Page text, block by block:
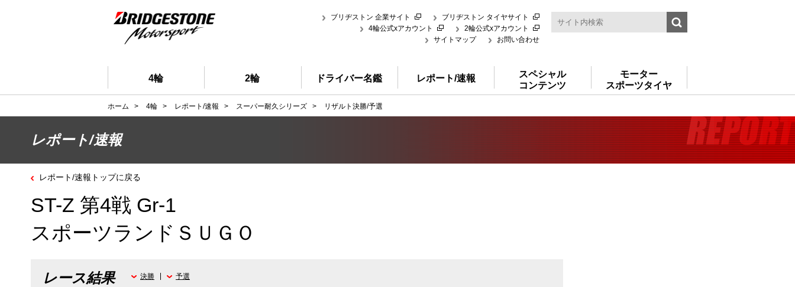
ブリヂストン 企業サイト
ブリヂストン タイヤサイト
4輪公式xアカウント
2輪公式xアカウント
サイトマップ
お問い合わせ
4輪 2輪 ドライバー名鑑 レポート/速報
スペシャル
コンテンツ
モーター
スポーツタイヤ
ホーム > 4輪 > レポート/速報 > スーパー耐久シリーズ > リザルト決勝/予選
レポート/速報
レポート/速報トップに戻る
ST-Z 第4戦 Gr-1
スポーツランドＳＵＧＯ
レース結果 決勝 予選